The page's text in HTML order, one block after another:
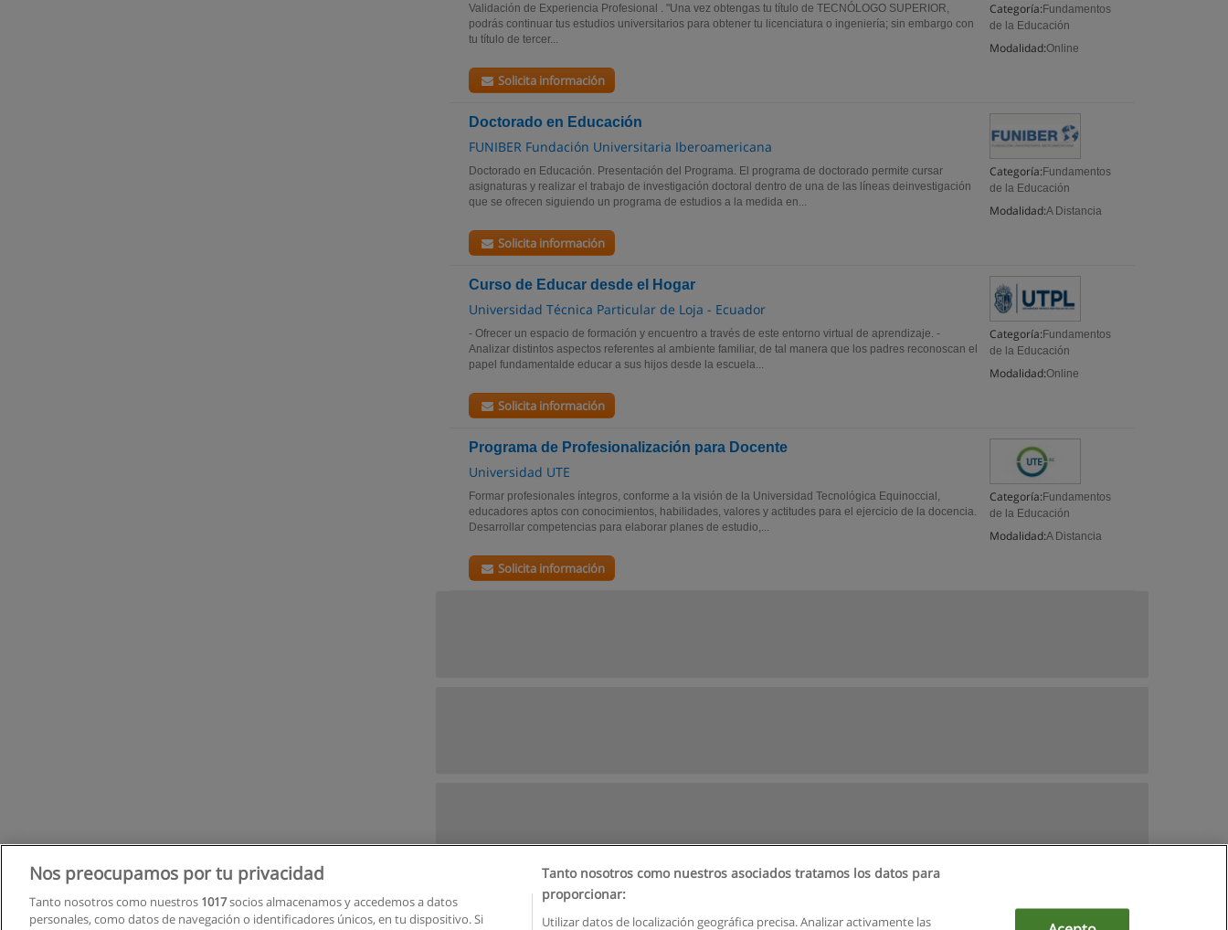
Categoría: Fundamentos
de la Educación
Modalidad:Online
Validación de Experiencia Profesional . "Una vez obtengas tu título de TECNÓLOGO SUPERIOR,
podrás continuar tus estudios universitarios para obtener tu licenciatura o ingeniería; sin embargo con
tu título de tercer...
Solicita información
Doctorado en Educación
FUNIBER Fundación Universitaria Iberoamericana
Categoría: Fundamentos
de la Educación
Modalidad:A Distancia
Doctorado en Educación. Presentación del Programa. El programa de doctorado permite cursar
asignaturas y realizar el trabajo de investigación doctoral dentro de una de las líneas deinvestigación
que se ofrecen siguiendo un programa de estudios a la medida en...
Solicita información
Curso de Educar desde el Hogar
Universidad Técnica Particular de Loja - Ecuador
Categoría: Fundamentos
de la Educación
Modalidad:Online
- Ofrecer un espacio de formación y encuentro a través de este entorno virtual de aprendizaje. -
Analizar distintos aspectos referentes al ambiente familiar, de tal manera que los padres reconoscan el
papel fundamentalde educar a sus hijos desde la escuela...
Solicita información
Programa de Profesionalización para Docente
Universidad UTE
Categoría: Fundamentos
de la Educación
Modalidad:A Distancia
Formar profesionales íntegros, conforme a la visión de la Universidad Tecnológica Equinoccial,
educadores aptos con conocimientos, habilidades, valores y actitudes para el ejercicio de la docencia.
Desarrollar competencias para elaborar planes de estudio,...
Solicita información
Nos preocupamos por tu privacidad
Tanto nosotros como nuestros 1017socios almacenamos y accedemos a datos
personales, como datos de navegación o identificadores únicos, en tu dispositivo. Si
Tanto nosotros como nuestros asociados tratamos los datos para
proporcionar:
Utilizar datos de localización geográfica precisa. Analizar activamente las